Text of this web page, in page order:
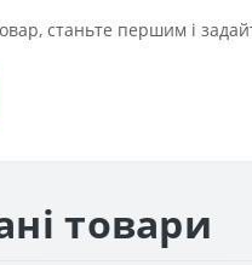
станьте першим і
товари